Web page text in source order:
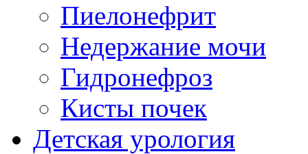
Пиелонефрит
Недержание мочи
Гидронефроз
Кисты почек
Детская урология